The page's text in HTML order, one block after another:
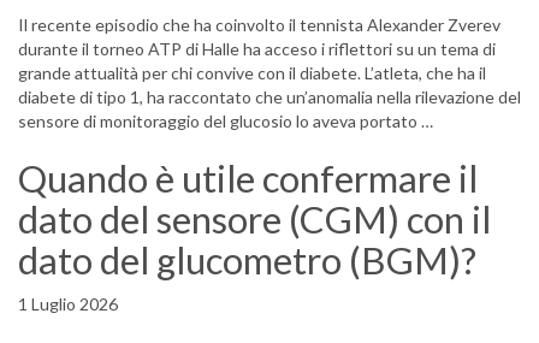
Il recente episodio che ha coinvolto il tennista Alexander Zverev
durante il torneo ATP di Halle ha acceso i riflettori su un tema di
grande attualità per chi convive con il diabete. L’atleta, che ha il
diabete di tipo 1, ha raccontato che un’anomalia nella rilevazione del
sensore di monitoraggio del glucosio lo aveva portato …
Quando è utile confermare il
dato del sensore (CGM) con il
dato del glucometro (BGM)?
1 Luglio 2026